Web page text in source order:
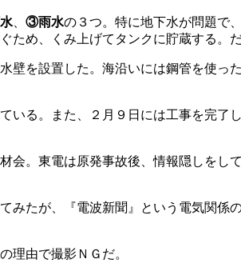
③雨水の３つ。特に地下水が問題で
め、くみ上げてタンクに貯蔵する。
を設置した。海沿いには鋼管を使っ
る。また、２月９日には工事を完了
。東電は原発事故後、情報隠しをし
たが、『電波新聞』という電気関係
理由で撮影ＮＧだ。